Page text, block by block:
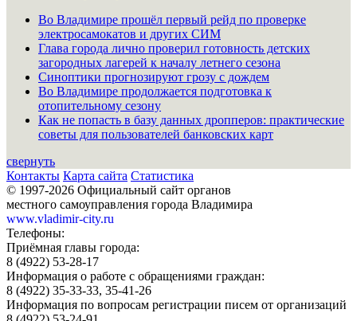
Во Владимире прошёл первый рейд по проверке
электросамокатов и других СИМ
Глава города лично проверил готовность детских
загородных лагерей к началу летнего сезона
Синоптики прогнозируют грозу с дождем
Во Владимире продолжается подготовка к
отопительному сезону
Как не попасть в базу данных дропперов: практические
советы для пользователей банковских карт
свернуть
Контакты Карта сайта Статистика
© 1997-2026 Официальный сайт органов
местного самоуправления города Владимира
www.vladimir-city.ru
Телефоны:
Приёмная главы города:
8 (4922) 53-28-17
Информация о работе с обращениями граждан:
8 (4922) 35-33-33, 35-41-26
Информация по вопросам регистрации писем от организаций